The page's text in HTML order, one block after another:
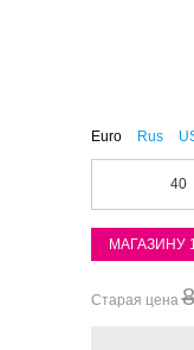
Euro Rus
40
МАГАЗИНУ
Старая цена